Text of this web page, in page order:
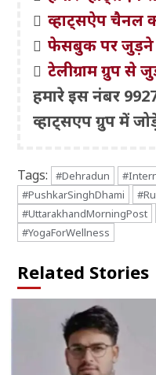
व्हाट्सऐप चैनल
फेसबुक पर जुड़ने
टेलीग्राम ग्रुप
हमारे इस नंबर
व्हाट्सएप ग्रुप में
Tags: #Dehradun
#PushkarSinghDhami
#UttarakhandMorningPost
#YogaForWellness
Related Stories